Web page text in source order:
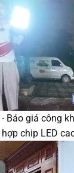
Báo giá công
chip LED